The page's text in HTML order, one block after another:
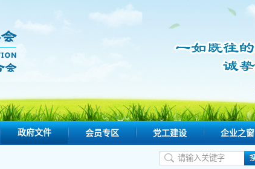
政府文件 会员专区 党工建设 企业之窗